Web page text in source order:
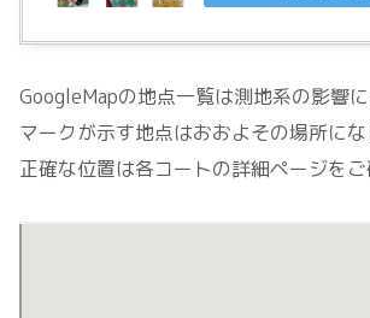
GoogleMapの地点一覧は測地系の影響
マークが示す地点はおおよその場所にな
正確な位置は各コートの詳細ページをご